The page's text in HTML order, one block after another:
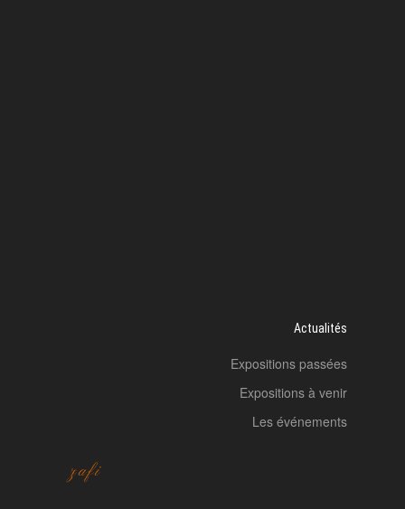
Actualités
Expositions passées
Expositions à venir
Les événements